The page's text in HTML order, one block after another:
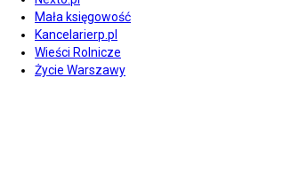
Mała księgowość
Kancelarierp.pl
Wieści Rolnicze
Życie Warszawy